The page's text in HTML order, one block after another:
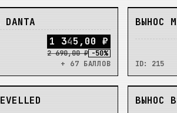
1 345 , 00 ₽
2 690,00 ₽ -50%
+ 67 БАЛЛОВ
В_НАЛИЧИИ
ВЫНОС
ID: 215
НЕТ
ВЫНОС